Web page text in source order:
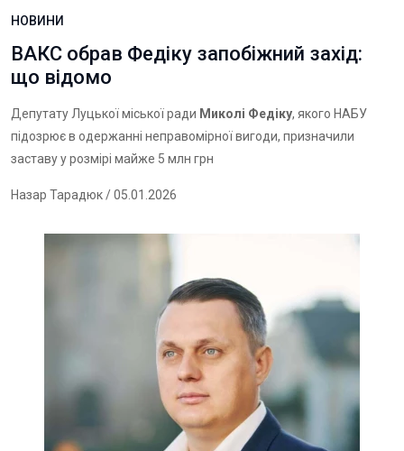
НОВИНИ
ВАКС обрав Федіку запобіжний захід:
що відомо
Депутату Луцької міської ради Миколі Федіку, якого НАБУ
підозрює в одержанні неправомірної вигоди, призначили
заставу у розмірі майже 5 млн грн
Назар Тарадюк/ 05.01.2026